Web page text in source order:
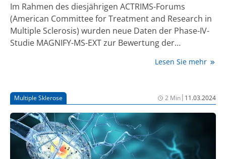
Im Rahmen des diesjährigen ACTRIMS-Forums
(American Committee for Treatment and Research in
Multiple Sclerosis) wurden neue Daten der Phase-IV-
Studie MAGNIFY-MS-EXT zur Bewertung der
bei schubförmiger Multipler Sklerose (RMS)
keine Anzeichen von Krankheitsaktivität (NEDA-3) 2
Jahre nach der letzten Gabe von Cladribin-Tabletten;
über 90% blieben schubfrei mit stabilem EDSS
(Expanded Disability Status Scale). Gezeigt werden
konnte bereits der Nutzen im frühen Einsatz, was eine
Anwendung in der Erstlinientherapie sowie nach
Lesen Sie mehr
Multiple Sklerose 2 Min| 11.03.2024